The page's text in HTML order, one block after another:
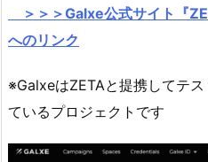
＞＞＞Galxe公式サイト『
へのリンク
※GalxeはZETAと提携してテ
ているプロジェクトです